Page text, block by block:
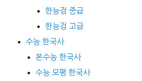
한능검 중급
한능검 고급
수능 한국사
본수능 한국사
수능 모평 한국사